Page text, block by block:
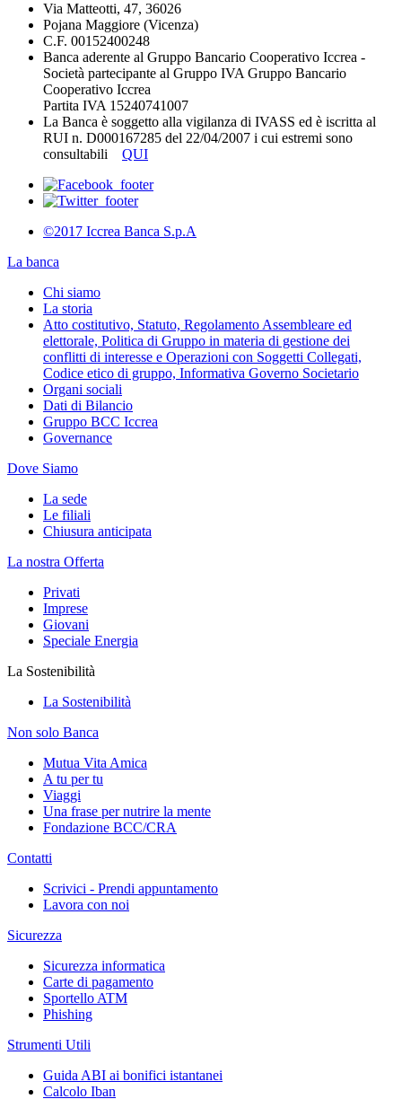
Via Matteotti, 47, 36026
Pojana Maggiore (Vicenza)
C.F. 00152400248
Banca aderente al Gruppo Bancario Cooperativo Iccrea -
Società partecipante al Gruppo IVA Gruppo Bancario
Cooperativo Iccrea
Partita IVA 15240741007
La Banca è soggetto alla vigilanza di IVASS ed è iscritta al
RUI n. D000167285 del 22/04/2007 i cui estremi sono
consultabili QUI
©2017 Iccrea Banca S.p.A
La banca
Chi siamo
La storia
Atto costitutivo, Statuto, Regolamento Assembleare ed
elettorale, Politica di Gruppo in materia di gestione dei
conflitti di interesse e Operazioni con Soggetti Collegati,
Codice etico di gruppo, Informativa Governo Societario
Organi sociali
Dati di Bilancio
Gruppo BCC Iccrea
Governance
Dove Siamo
La sede
Le filiali
Chiusura anticipata
La nostra Offerta
Privati
Imprese
Giovani
Speciale Energia
La Sostenibilità
La Sostenibilità
Non solo Banca
Mutua Vita Amica
A tu per tu
Viaggi
Una frase per nutrire la mente
Fondazione BCC/CRA
Contatti
Scrivici - Prendi appuntamento
Lavora con noi
Sicurezza
Sicurezza informatica
Carte di pagamento
Sportello ATM
Phishing
Strumenti Utili
Guida ABI ai bonifici istantanei
Calcolo Iban